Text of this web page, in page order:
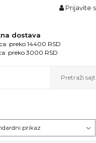
Prijavite
dostava
preko 14400 RSD
preko 3000 RSD
Pretraži sajt